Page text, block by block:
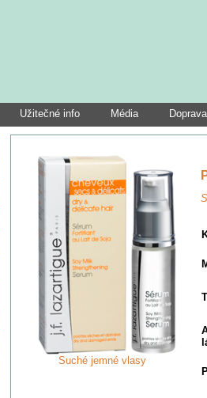
Užitečné info Média
Suché jemné vlasy